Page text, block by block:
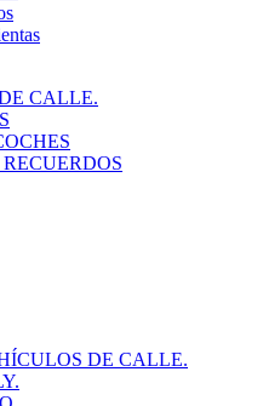
CALLE.
DE CALLE.